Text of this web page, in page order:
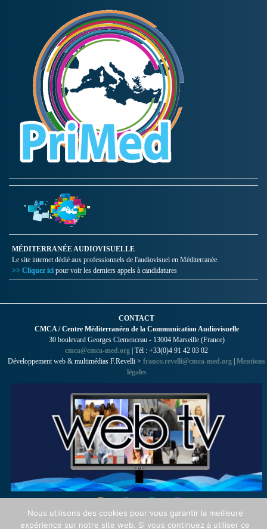
MÉDITERRANÉE AUDIOVISUELLE
Le site internet dédié aux professionnels de l'audiovisuel en Méditerranée.
>> Cliquez ici pour voir les derniers appels à candidatures
CONTACT
CMCA / Centre Méditerranéen de la Communication Audiovisuelle
30 boulevard Georges Clemenceau - 13004 Marseille (France)
cmca@cmca-med.org | Tél : +33(0)4 91 42 03 02
Développement web & multimédias F.Revelli > franco.revelli@cmca-med.org | Mentions
légales
Nous utilisons des cookies pour vous garantir la meilleure
expérience sur notre site web. Si vous continuez à utiliser ce